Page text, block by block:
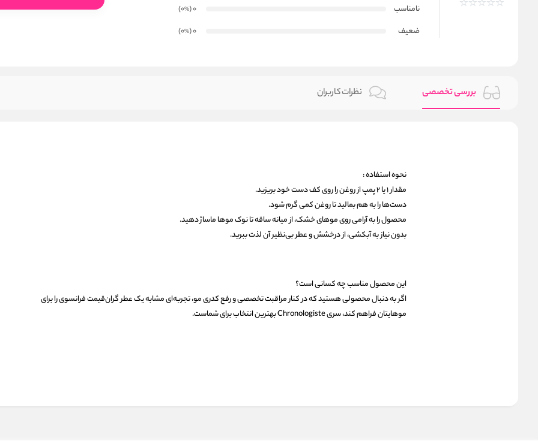
نامناسب
0
(0
%
)
ضعیف
0
(0
%
)
بررسی تخصصی نظرات کاربران
نحوه استفاده :
مقدار ۱ یا ۲ پمپ از روغن را روی کف دست خود بریزید.
دست‌ها را به هم بمالید تا روغن کمی گرم شود.
محصول را به آرامی روی موهای خشک، از میانه ساقه تا نوک موها ماساژ دهید.
بدون نیاز به آبکشی، از درخشش و عطر بی‌نظیر آن لذت ببرید.
این محصول مناسب چه کسانی است؟
اگر به دنبال محصولی هستید که در کنار مراقبت تخصصی و رفع کدری مو، تجربه‌ای مشابه یک عطر گران‌قیمت فرانسوی را برای
موهایتان فراهم کند، سری Chronologiste بهترین انتخاب برای شماست.